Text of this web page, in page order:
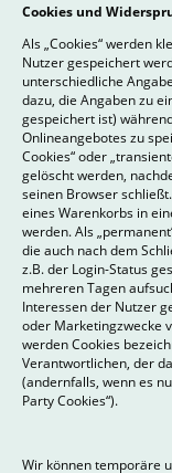
Cookies und
Als „Cookies“ werden
Nutzer gespeichert
unterschiedliche
dazu, die Angaben zu
gespeichert ist)
Onlineangebotes zu
Cookies“ oder
gelöscht werden,
seinen Browser
eines Warenkorbs in
werden. Als
die auch nach dem
z.B. der Login-Status
mehreren Tagen
Interessen der Nutzer
oder Marketingzwecke
werden Cookies
Verantwortlichen, der
(andernfalls, wenn es
Party Cookies“).
Wir können temporäre